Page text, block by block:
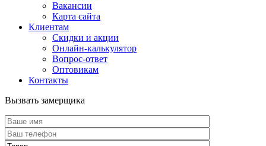
Вакансии
Карта сайта
Клиентам
Скидки и акции
Онлайн-калькулятор
Вопрос-ответ
Оптовикам
Контакты
Вызвать замерщика